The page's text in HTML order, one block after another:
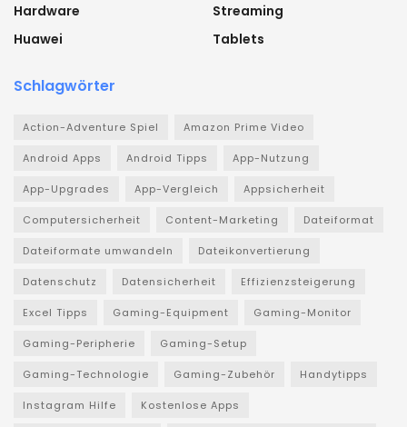
Hardware
Huawei
Streaming
Tablets
Schlagwörter
Action-Adventure Spiel Amazon Prime Video
Android Apps Android Tipps App-Nutzung
App-Upgrades App-Vergleich Appsicherheit
Computersicherheit Content-Marketing Dateiformat
Dateiformate umwandeln Dateikonvertierung
Datenschutz Datensicherheit Effizienzsteigerung
Excel Tipps Gaming-Equipment Gaming-Monitor
Gaming-Peripherie Gaming-Setup
Gaming-Technologie Gaming-Zubehör Handytipps
Instagram Hilfe Kostenlose Apps